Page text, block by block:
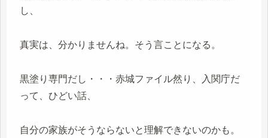
し、
真実は、分かりませんね。そう言ことになる。
黒塗り専門だし・・・赤城ファイル然り、入関庁だ
って、ひどい話、
自分の家族がそうならないと理解できないのかも。